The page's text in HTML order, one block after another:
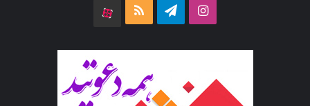
اینستاگرامتلگرام خوراک